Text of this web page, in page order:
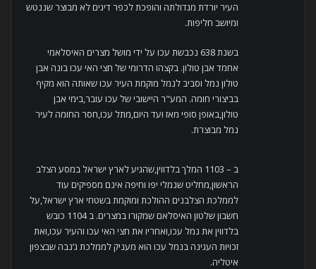
העיר יורדת מגדולתה והופכת לכפר דיגים לא מבוצר שננטש
ומיושב חליפות.
בשנת 638 נכבשת עכו על ידי מושל מצרים האיסלאמי
אחמד אבן טולון. בקצהו הדרומי של חצי האי עכו בונה אבן
טולון נמל וסביב לנמל מוקמת העיר עכו שאותה הוא מקיף
בביצורי חומה. המע"ר היישובי של עכו עובר,בימי אבן
טולון,באופן סופי מאז ועד היום,מתל עכו,חסר החומה לעיר
נמל מבוצרת.
ב – 1103 המלך בלדווין,שהגיע לארץ ישראל במסע הצלב
הראשון,מחליט שנמלי יפו וחיפה אינם מספיקים עוד
לממלכת הצלבנים ההולכת ומוקמת בשטחי ארץ ישראל,על
חשבון שלטון האיסלאם שמקורו במצרים. ב 1104 כובש
בלדווין את נמל עכו,ואחריו את חצי האי עכו והעיר עכו,ואת
זכויות העגינה בנמל עכו הוא מעניק לממלכת ג’נבה שבצפון
איטליה.